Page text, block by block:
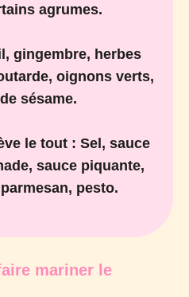
agrumes.
gingembre, herbes
oignons verts,
sésame.
le tout : Sel, sauce
sauce piquante,
pesto.
mariner le